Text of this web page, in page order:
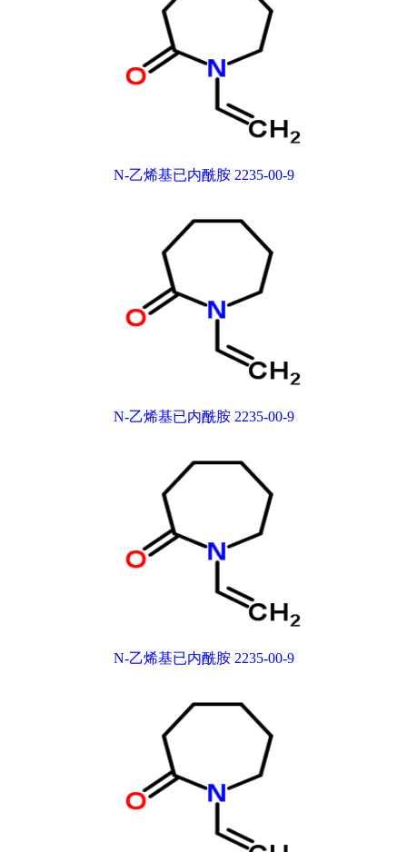
N-乙烯基已内酰胺 2235-00-9
N-乙烯基已内酰胺 2235-00-9
N-乙烯基已内酰胺 2235-00-9